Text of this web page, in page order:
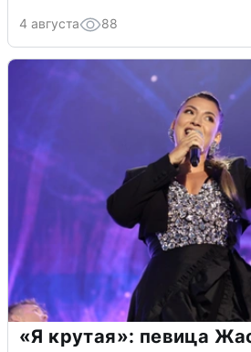
4 августа 88
«Я крутая»: певица